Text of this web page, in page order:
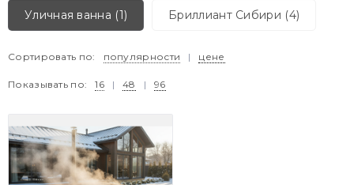
Уличная ванна (1) Бриллиант Сибири (4)
Сортировать по: популярности | цене
Показывать по: 16 | 48 | 96